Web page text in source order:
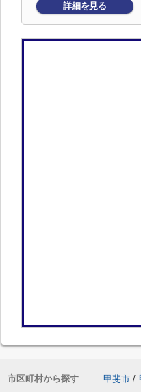
詳細を見る
市区町村から探す 甲斐市 /